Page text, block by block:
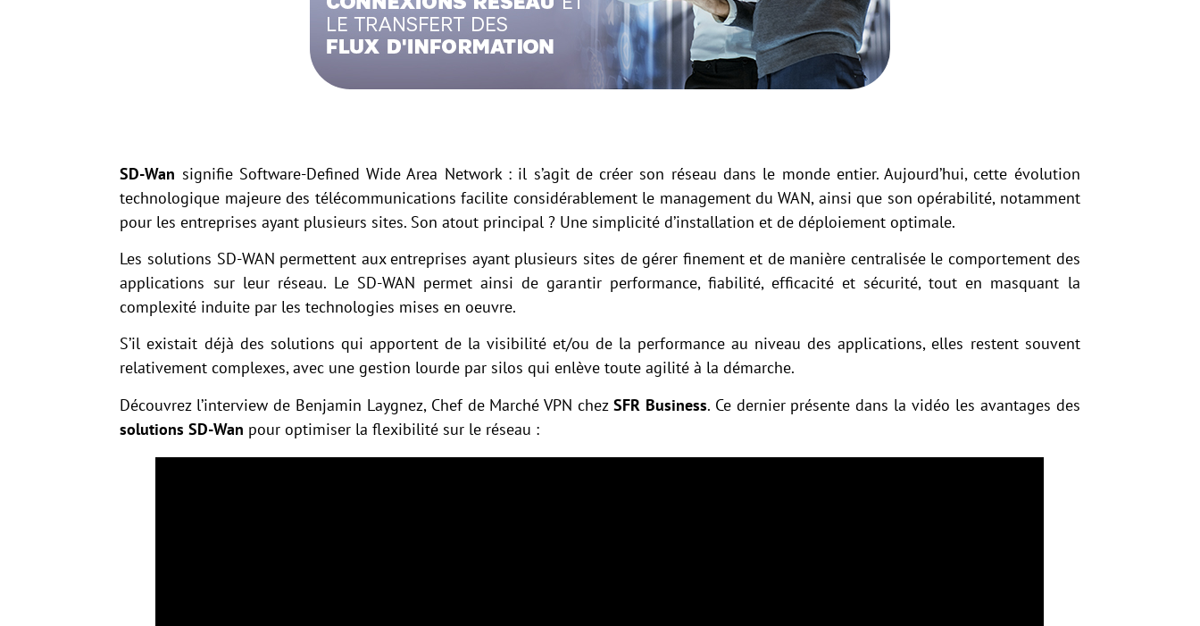
SD-Wan signifie Software-Defined Wide Area Network : il s’agit de créer son réseau dans le monde entier. Aujourd’hui, cette évolution
technologique majeure des télécommunications facilite considérablement le management du WAN, ainsi que son opérabilité, notamment
pour les entreprises ayant plusieurs sites. Son atout principal ? Une simplicité d’installation et de déploiement optimale.
Les solutions SD-WAN permettent aux entreprises ayant plusieurs sites de gérer finement et de manière centralisée le comportement des
applications sur leur réseau. Le SD-WAN permet ainsi de garantir performance, fiabilité, efficacité et sécurité, tout en masquant la
complexité induite par les technologies mises en oeuvre.
S’il existait déjà des solutions qui apportent de la visibilité et/ou de la performance au niveau des applications, elles restent souvent
relativement complexes, avec une gestion lourde par silos qui enlève toute agilité à la démarche.
Découvrez l’interview de Benjamin Laygnez, Chef de Marché VPN chez SFR Business. Ce dernier présente dans la vidéo les avantages des
solutions SD-Wan pour optimiser la flexibilité sur le réseau :